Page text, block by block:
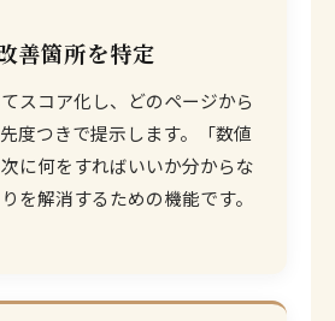
善箇所を特定
スコア化し、どのページから
度つきで提示します。「数値
に何をすればいいか分からな
を解消するための機能です。